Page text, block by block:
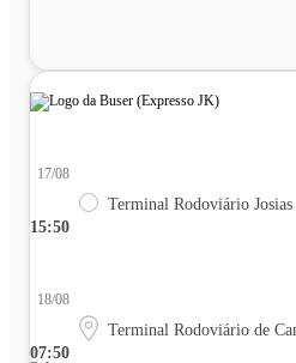
15:50
17/08
Terminal Rodoviário
07:50
18/08
Terminal Rodoviário de